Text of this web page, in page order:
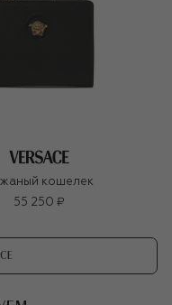
кошелек
55 250 ₽